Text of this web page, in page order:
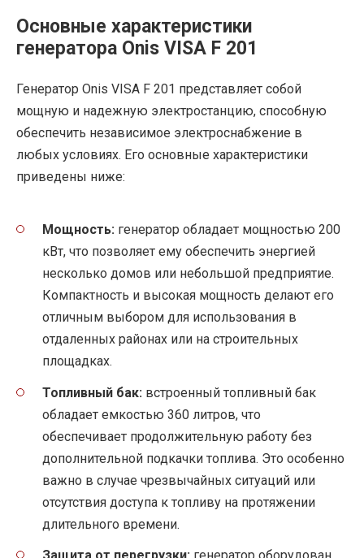
Основные характеристики
генератора Onis VISA F 201
Генератор Onis VISA F 201 представляет собой
мощную и надежную электростанцию, способную
обеспечить независимое электроснабжение в
любых условиях. Его основные характеристики
приведены ниже:
Мощность: генератор обладает мощностью 200
кВт, что позволяет ему обеспечить энергией
несколько домов или небольшой предприятие.
Компактность и высокая мощность делают его
отличным выбором для использования в
отдаленных районах или на строительных
площадках.
Топливный бак: встроенный топливный бак
обладает емкостью 360 литров, что
обеспечивает продолжительную работу без
дополнительной подкачки топлива. Это особенно
важно в случае чрезвычайных ситуаций или
отсутствия доступа к топливу на протяжении
длительного времени.